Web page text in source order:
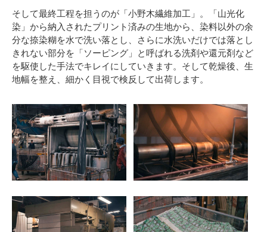
そして最終工程を担うのが「小野木繊維加工」。「山光化
染」から納入されたプリント済みの生地から、染料以外の余
分な捺染糊を水で洗い落とし、さらに水洗いだけでは落とし
きれない部分を「ソーピング」と呼ばれる洗剤や還元剤など
を駆使した手法でキレイにしていきます。そして乾燥後、生
地幅を整え、細かく目視で検反して出荷します。